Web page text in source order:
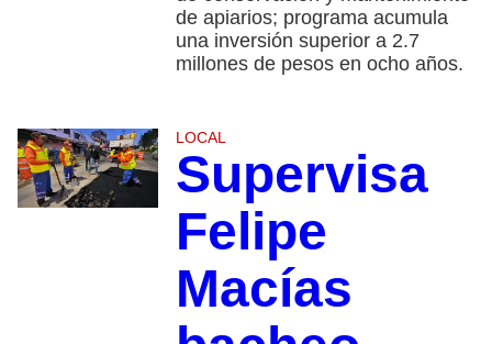
de apiarios; programa acumula
una inversión superior a 2.7
millones de pesos en ocho años.
LOCAL
Supervisa
Felipe
Macías